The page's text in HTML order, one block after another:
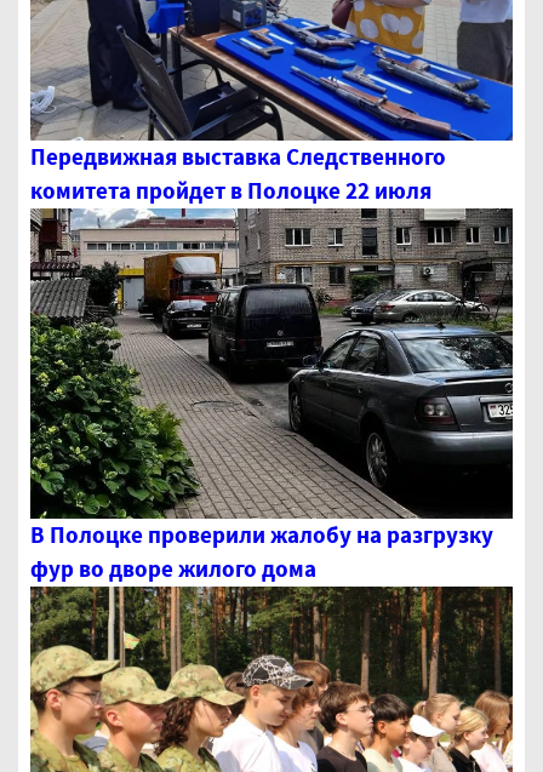
Передвижная выставка Следственного
комитета пройдет в Полоцке 22 июля
В Полоцке проверили жалобу на разгрузку
фур во дворе жилого дома